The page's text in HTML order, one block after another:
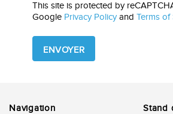
This site is protected by
Google Privacy Policyand Terms of
leave
this
field
Navigation Stand